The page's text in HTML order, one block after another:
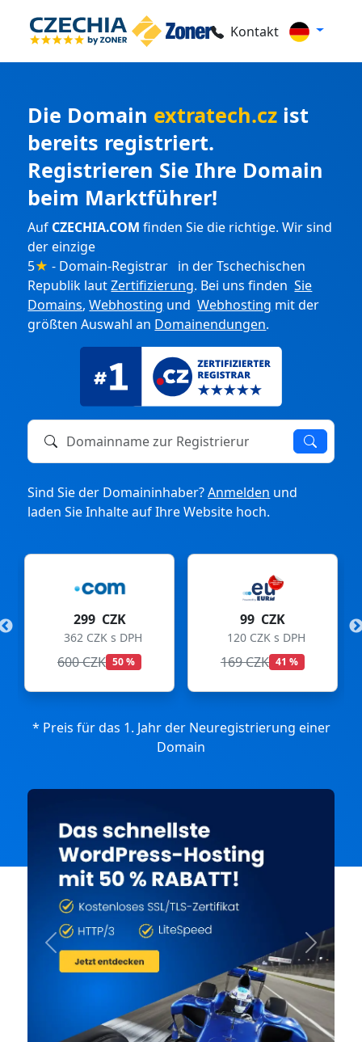
Kontakt
Die Domain extratech.cz ist
bereits registriert.
Registrieren Sie Ihre Domain
beim Marktführer!
Auf CZECHIA.COM finden Sie die richtige. Wir sind
der einzige
5★ - Domain-Registrar in der Tschechischen
Republik lautZertifizierung. Bei uns findenSie
Domains,Webhosting undWebhosting mit der
größten Auswahl an Domainendungen.
Domainname zur Registrierung oder zum Transfer
Sind Sie der Domaininhaber?Anmelden und
laden Sie Inhalte auf Ihre Website hoch.
99 CZK
120 CZK s DPH
169 CZK
275 CZK
333 CZK s DPH
299 CZK
* Preis für das 1. Jahr der Neuregistrierung einer
Domain
Previous Next